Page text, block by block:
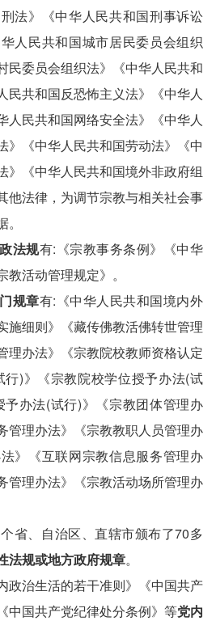
法》《中华人民共和国刑事诉讼
人民共和国城市居民委员会组织
民委员会组织法》《中华人民共和
民共和国反恐怖主义法》《中华人
人民共和国网络安全法》《中华人
》《中华人民共和国劳动法》《中
》《中华人民共和国境外非政府组
他法律，为调节宗教与相关社会事
法规有:《宗教事务条例》《中华
活动管理规定》。
规章有:《中华人民共和国境内外
施细则》《藏传佛教活佛转世管理
理办法》《宗教院校教师资格认定
)》《宗教院校学位授予办法(试
办法(试行)》《宗教团体管理办
管理办法》《宗教教职人员管理办
》《互联网宗教信息服务管理办
管理办法》《宗教活动场所管理办
省、自治区、直辖市颁布了70多
法规或地方政府规章。
政治生活的若干准则》《中国共产
中国共产党纪律处分条例》等党内